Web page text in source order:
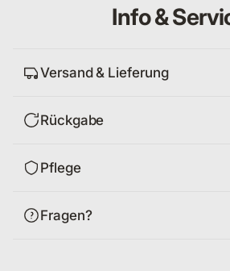
Info &
Versand & Lieferung
Rückgabe
Pflege
Fragen?